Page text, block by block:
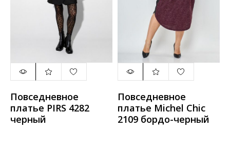
Повседневное
платье PIRS 4282
черный
Повседневное
платье Michel Chic
2109 бордо-черный